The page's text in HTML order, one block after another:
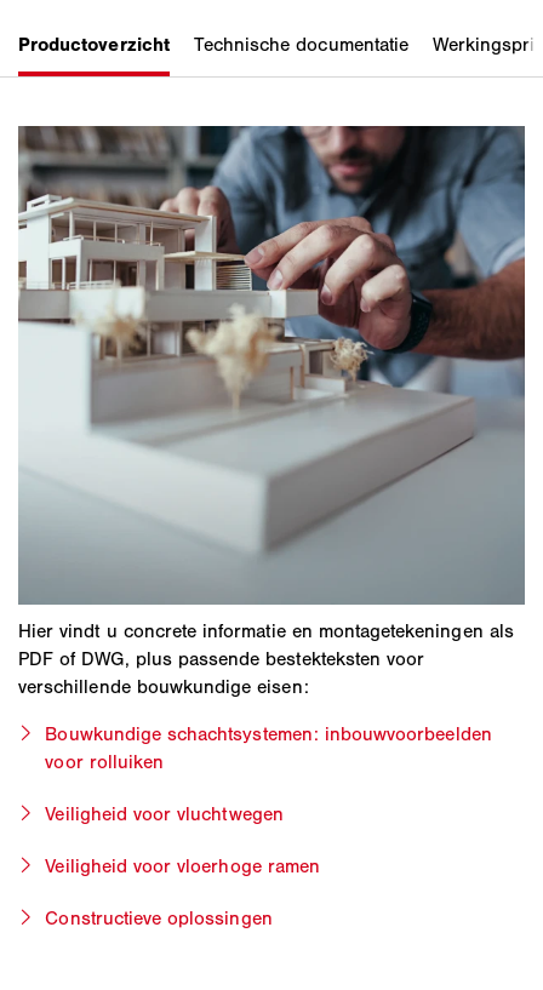
Hier vindt u concrete informatie en montagetekeningen als
PDF of DWG, plus passende bestekteksten voor
verschillende bouwkundige eisen:
Bouwkundige schachtsystemen: inbouwvoorbeelden
voor rolluiken
Veiligheid voor vluchtwegen
Veiligheid voor vloerhoge ramen
Constructieve oplossingen